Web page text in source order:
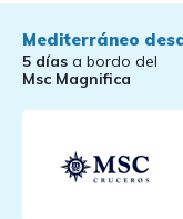
Mediterráneo
5 días a bordo del
Msc Magnifica